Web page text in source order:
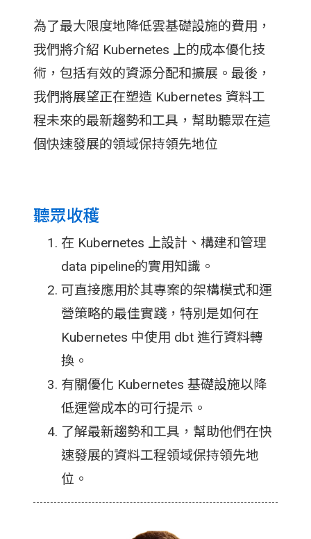
為了最大限度地降低雲基礎設施的費用，
我們將介紹 Kubernetes 上的成本優化技
術，包括有效的資源分配和擴展。最後，
我們將展望正在塑造 Kubernetes 資料工
程未來的最新趨勢和工具，幫助聽眾在這
個快速發展的領域保持領先地位
聽眾收穫
在 Kubernetes 上設計、構建和管理
data pipeline的實用知識。
可直接應用於其專案的架構模式和運
營策略的最佳實踐，特別是如何在
Kubernetes 中使用 dbt 進行資料轉
換。
有關優化 Kubernetes 基礎設施以降
低運營成本的可行提示。
了解最新趨勢和工具，幫助他們在快
速發展的資料工程領域保持領先地
位。